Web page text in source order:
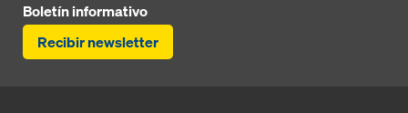
Boletín informativo
Recibir newsletter